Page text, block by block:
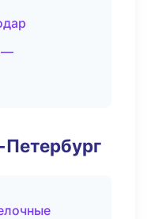
—